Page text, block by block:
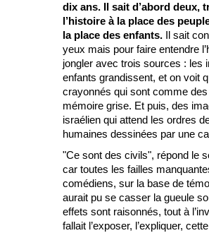
dix ans. Il sait d’abord deux,
l’histoire à la place des
la place des enfants. Il sait
yeux mais pour faire entendre
jongler avec trois sources : les
enfants grandissent, et on voit
crayonnés qui sont comme
mémoire grise. Et puis, des
israélien qui attend les ordres
humaines dessinées par une
"Ce sont des civils", répond le
car toutes les failles
comédiens, sur la base de
aurait pu se casser la gueule
effets sont raisonnés, tout à
fallait l’exposer, l’expliquer,